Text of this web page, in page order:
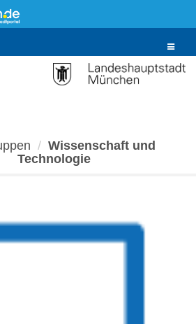
Toggle
Wissenschaft und
Technologie